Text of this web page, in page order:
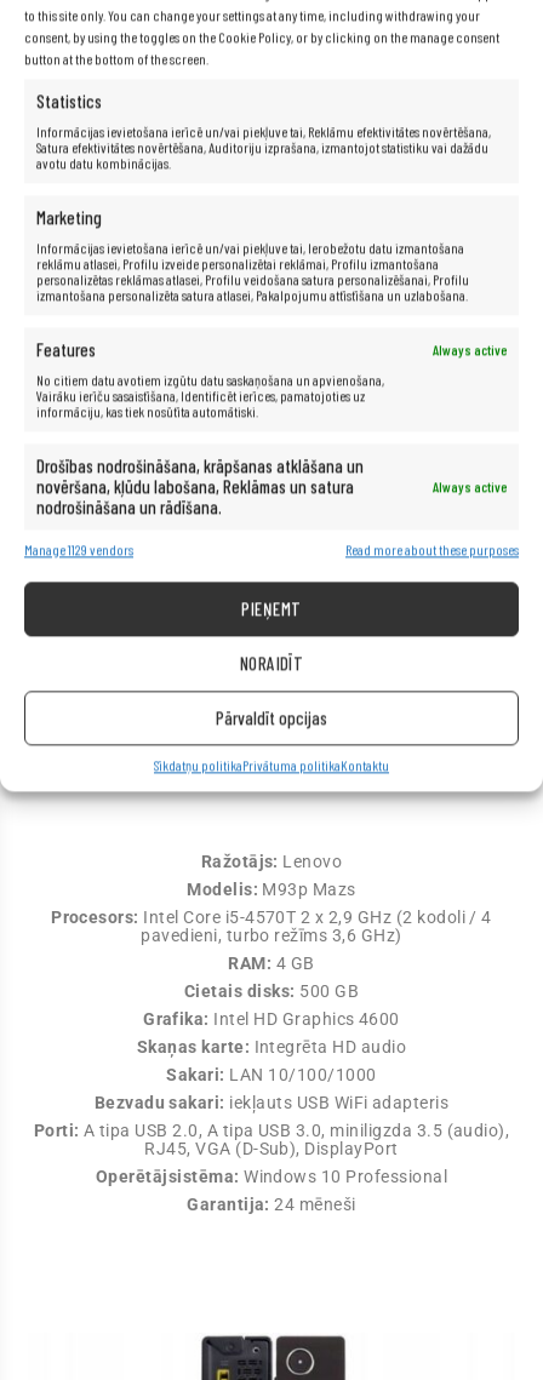
to this site only. You can change your settings at any time, including withdrawing your
consent, by using the toggles on the Cookie Policy, or by clicking on the manage consent
button at the bottom of the screen.
Statistics
Informācijas ievietošana ierīcē un/vai piekļuve tai, Reklāmu efektivitātes novērtēšana,
Satura efektivitātes novērtēšana, Auditoriju izprašana, izmantojot statistiku vai dažādu
avotu datu kombinācijas.
Marketing
Informācijas ievietošana ierīcē un/vai piekļuve tai, Ierobežotu datu izmantošana
reklāmu atlasei, Profilu izveide personalizētai reklāmai, Profilu izmantošana
personalizētas reklāmas atlasei, Profilu veidošana satura personalizēšanai, Profilu
izmantošana personalizēta satura atlasei, Pakalpojumu attīstīšana un uzlabošana.
Features
Always active
No citiem datu avotiem izgūtu datu saskaņošana un apvienošana,
Vairāku ierīču sasaistīšana, Identificēt ierīces, pamatojoties uz
informāciju, kas tiek nosūtīta automātiski.
Drošības nodrošināšana, krāpšanas atklāšana un
novēršana, kļūdu labošana, Reklāmas un satura
nodrošināšana un rādīšana.
Always active
Manage 1129 vendors Read more about these purposes
PIEŅEMT
NORAIDĪT
Pārvaldīt opcijas
Sīkdatņu politikaPrivātuma politikaKontaktu
nodrošinot jaunāko aizsardzību.
Microsoft Defender arī piedāvā iespēju manuāli skenēt failus
un mapes, kā arī ģimenes kontroles funkcijas, kas ļauj
Pērkot datoru ar Microsoft Defender, Jūs varat būt
kaitīgu programmatūru. Aizsardzība pret draudiem ir
būtiska, lai saglabātu Jūsu informācijas konfidencialitāti un
Specifikācija
Ražotājs: Lenovo
Modelis: M93p Mazs
Procesors: Intel Core i5-4570T 2 x 2,9 GHz (2 kodoli / 4
pavedieni, turbo režīms 3,6 GHz)
RAM: 4 GB
Cietais disks: 500 GB
Grafika: Intel HD Graphics 4600
Skaņas karte: Integrēta HD audio
Sakari: LAN 10/100/1000
Bezvadu sakari: iekļauts USB WiFi adapteris
Porti: A tipa USB 2.0, A tipa USB 3.0, miniligzda 3.5 (audio),
RJ45, VGA (D-Sub), DisplayPort
Operētājsistēma: Windows 10 Professional
Garantija: 24 mēneši